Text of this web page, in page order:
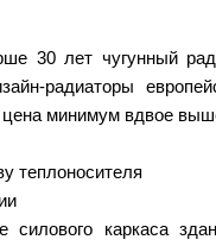
30 лет чугунный
радиаторы
минимум вдвое
теплоносителя
силового каркаса